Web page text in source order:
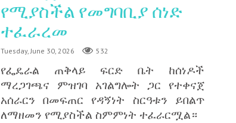
የሚያስችል የመግባቢያ ሰነድ
ተፈራረመ
Tuesday, June 30, 2026 532
‎የፌዴራል ጠቅላይ ፍርድ ቤት ከሰነዶች
ማረጋገጫና ምዝገባ አገልግሎት ጋር የተቀናጀ
አሰራርን በመፍጠር የዳኝነት ስርዓቱን ይበልጥ
ለማዘመን የሚያስችል ስምምነት ተፈራርሟል።